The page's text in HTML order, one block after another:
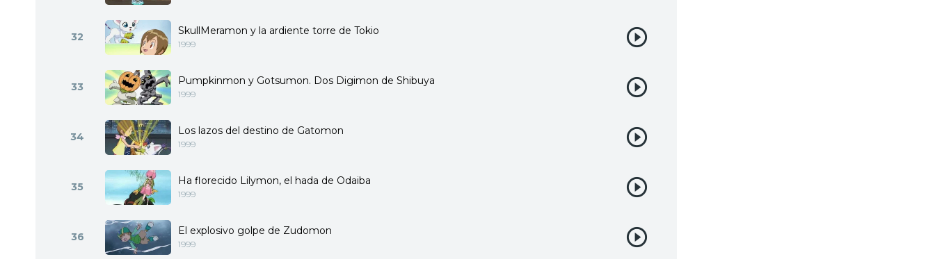
32 SkullMeramon y la ardiente torre de Tokio
1999
33 Pumpkinmon y Gotsumon. Dos Digimon de Shibuya
1999
34 Los lazos del destino de Gatomon
1999
35 Ha florecido Lilymon, el hada de Odaiba
1999
36 El explosivo golpe de Zudomon
1999